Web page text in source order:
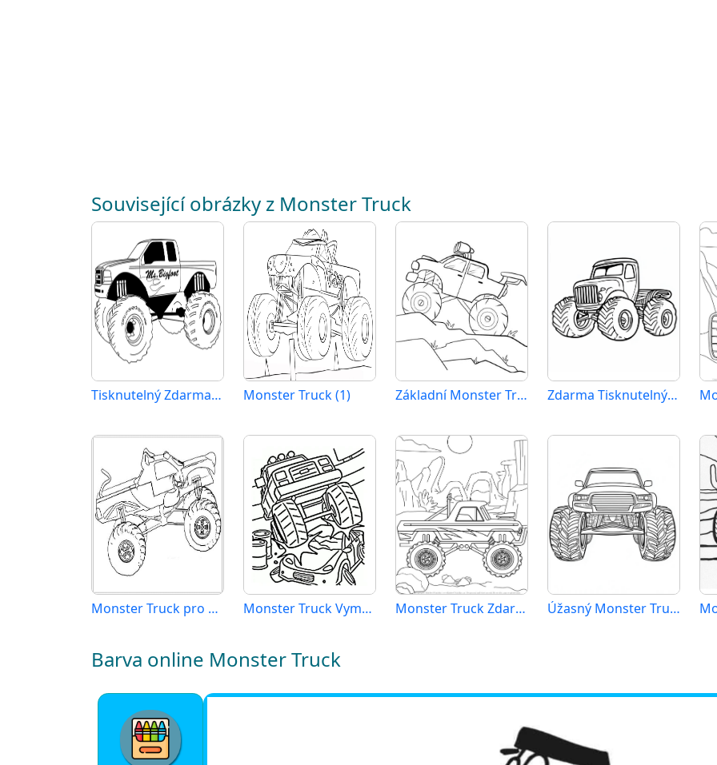
Související obrázky z Monster Truck
Tisknutelný Zdarma Monster Truck Monster Truck (1) Základní Monster Truck Zdarma Tisknutelný Monster Truck
Monster Truck pro 3leté Děti Monster Truck Vymalovatelné pro Děti Monster Truck Zdarma Úžasný Monster Truck
Barva online Monster Truck